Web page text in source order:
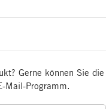
Gerne können Sie die
Mail-Programm.